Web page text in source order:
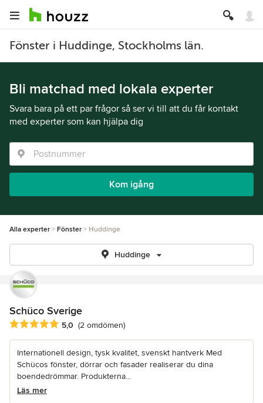
Fönster i Huddinge, Stockholms län.
Bli matchad med lokala experter
Svara bara på ett par frågor så ser vi till att du får kontakt
med experter som kan hjälpa dig
Kom igång
Alla experter Fönster Huddinge
Huddinge
Schüco Sverige
Genomsnittligt omdöme: 5 av 5 stjärnor
5,0 (2 omdömen)
Internationell design, tysk kvalitet, svenskt hantverk Med
Schücos fönster, dörrar och fasader realiserar du dina
boendedrömmar. Produkterna...
Läs mer